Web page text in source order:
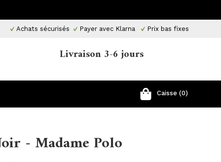
Achats sécurisés Payer avec Klarna Prix ​​bas fixes
Livraison 3-6 jours
Caisse (0)
- Madame Polo